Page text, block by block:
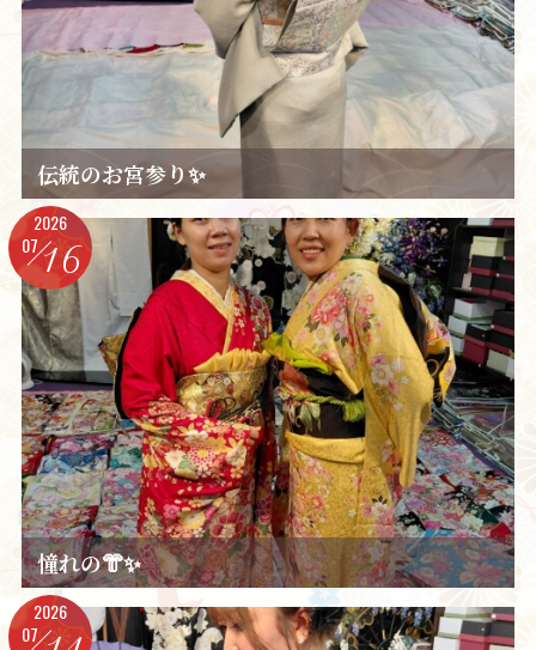
伝統のお宮参り✨️
2026
0716
憧れの👘✨️
2026
07